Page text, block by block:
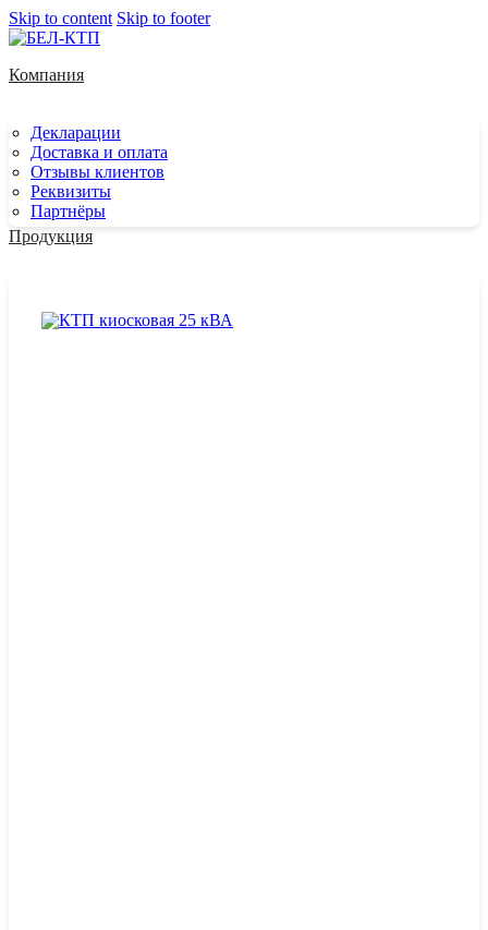
Skip to content Skip to footer
Компания
Декларации
Доставка и оплата
Отзывы клиентов
Реквизиты
Партнёры
Продукция